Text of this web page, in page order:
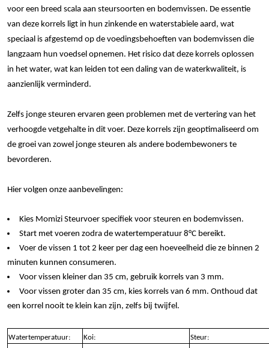
voor een breed scala aan steursoorten en bodemvissen. De essentie
van deze korrels ligt in hun zinkende en waterstabiele aard, wat
speciaal is afgestemd op de voedingsbehoeften van bodemvissen die
langzaam hun voedsel opnemen. Het risico dat deze korrels oplossen
in het water, wat kan leiden tot een daling van de waterkwaliteit, is
aanzienlijk verminderd.
Zelfs jonge steuren ervaren geen problemen met de vertering van het
verhoogde vetgehalte in dit voer. Deze korrels zijn geoptimaliseerd om
de groei van zowel jonge steuren als andere bodembewoners te
bevorderen.
Hier volgen onze aanbevelingen:
Kies Momizi Steurvoer specifiek voor steuren en bodemvissen.
Start met voeren zodra de watertemperatuur 8°C bereikt.
Voer de vissen 1 tot 2 keer per dag een hoeveelheid die ze binnen 2
minuten kunnen consumeren.
Voor vissen kleiner dan 35 cm, gebruik korrels van 3 mm.
Voor vissen groter dan 35 cm, kies korrels van 6 mm. Onthoud dat
een korrel nooit te klein kan zijn, zelfs bij twijfel.
Watertemperatuur: Koi:
Steur: